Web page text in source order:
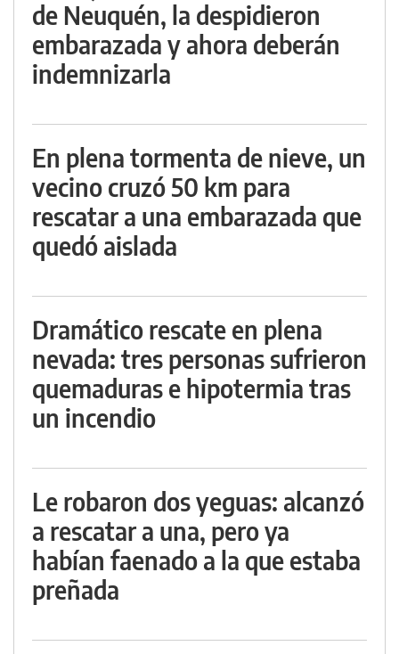
de Neuquén, la despidieron
embarazada y ahora deberán
indemnizarla
En plena tormenta de nieve, un
vecino cruzó 50 km para
rescatar a una embarazada que
quedó aislada
Dramático rescate en plena
nevada: tres personas sufrieron
quemaduras e hipotermia tras
un incendio
Le robaron dos yeguas: alcanzó
a rescatar a una, pero ya
habían faenado a la que estaba
preñada